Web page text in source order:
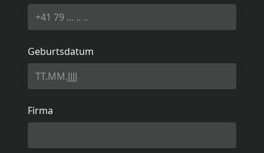
Geburtsdatum
Firma